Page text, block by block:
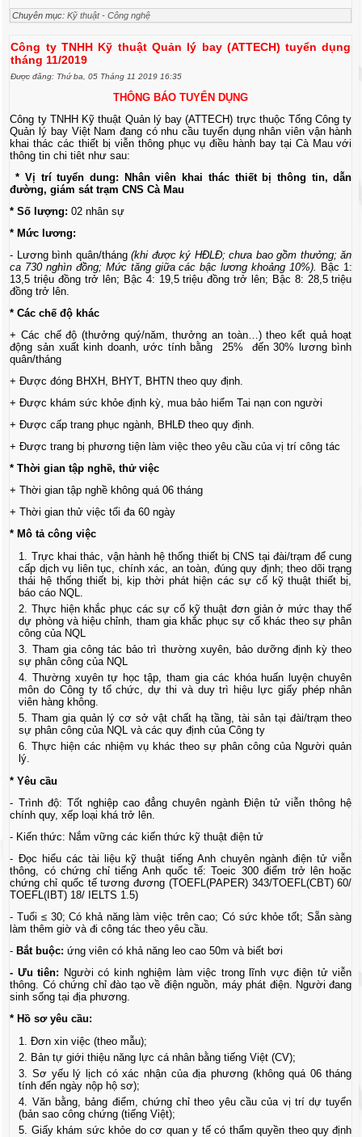
Chuyên mục:Kỹ thuật - Công nghệ
Công ty TNHH Kỹ thuật Quản lý bay (ATTECH) tuyển dụng
tháng 11/2019
Được đăng: Thứ ba, 05 Tháng 11 2019 16:35
THÔNG BÁO TUYỂN DỤNG
Công ty TNHH Kỹ thuật Quản lý bay (ATTECH) trực thuộc Tổng Công ty
Quản lý bay Việt Nam đang có nhu cầu tuyển dụng nhân viên vận hành
khai thác các thiết bị viễn thông phục vụ điều hành bay tại Cà Mau với
thông tin chi tiêt như sau:
* Vị trí tuyển dung: Nhân viên khai thác thiết bị thông tin, dẫn
đường, giám sát trạm CNS Cà Mau
* Số lượng: 02 nhân sự
* Mức lương:
- Lương bình quân/tháng(khi được ký HĐLĐ; chưa bao gồm thưởng; ăn
ca 730 nghìn đồng; Mức tăng giữa các bậc lương khoảng 10%). Bậc 1:
13,5 triệu đồng trở lên; Bậc 4: 19,5 triệu đồng trở lên; Bậc 8: 28,5 triệu
đồng trở lên.
* Các chế độ khác
+ Các chế độ (thưởng quý/năm, thưởng an toàn…) theo kết quả hoạt
động sản xuất kinh doanh, ước tính bằng 25% đến 30% lương bình
quân/tháng
+ Được đóng BHXH, BHYT, BHTN theo quy định.
+ Được khám sức khỏe định kỳ, mua bảo hiểm Tai nạn con người
+ Được cấp trang phục ngành, BHLĐ theo quy định.
+ Được trang bị phương tiện làm việc theo yêu cầu của vị trí công tác
* Thời gian tập nghề, thử việc
+ Thời gian tập nghề không quá 06 tháng
+ Thời gian thử việc tối đa 60 ngày
* Mô tả công việc
Trực khai thác, vận hành hệ thống thiết bị CNS tại đài/trạm để cung
cấp dịch vụ liên tục, chính xác, an toàn, đúng quy định; theo dõi trạng
thái hệ thống thiết bị, kịp thời phát hiện các sự cố kỹ thuật thiết bị,
báo cáo NQL.
Thực hiện khắc phục các sự cố kỹ thuật đơn giản ở mức thay thế
dự phòng và hiệu chỉnh, tham gia khắc phục sự cố khác theo sự phân
công của NQL
Tham gia công tác bảo trì thường xuyên, bảo dưỡng định kỳ theo
sự phân công của NQL
Thường xuyên tự học tập, tham gia các khóa huấn luyện chuyên
môn do Công ty tổ chức, dự thi và duy trì hiệu lực giấy phép nhân
viên hàng không.
Tham gia quản lý cơ sở vật chất hạ tầng, tài sản tại đài/trạm theo
sự phân công của NQL và các quy định của Công ty
Thực hiện các nhiệm vụ khác theo sự phân công của Người quản
lý.
* Yêu cầu
- Trình độ: Tốt nghiệp cao đẳng chuyên ngành Điện tử viễn thông hệ
chính quy, xếp loại khá trở lên.
- Kiến thức: Nắm vững các kiến thức kỹ thuật điện tử
- Đọc hiểu các tài liệu kỹ thuật tiếng Anh chuyên ngành điện tử viễn
thông, có chứng chỉ tiếng Anh quốc tế: Toeic 300 điểm trở lên hoặc
chứng chỉ quốc tế tương đương (TOEFL(PAPER) 343/TOEFL(CBT) 60/
TOEFL(IBT) 18/ IELTS 1.5)
- Tuổi ≤ 30; Có khả năng làm việc trên cao; Có sức khỏe tốt; Sẵn sàng
làm thêm giờ và đi công tác theo yêu cầu.
- Bắt buộc: ứng viên có khả năng leo cao 50m và biết bơi
- Ưu tiên: Người có kinh nghiệm làm việc trong lĩnh vực điện tử viễn
thông. Có chứng chỉ đào tạo về điện nguồn, máy phát điện. Người đang
sinh sống tại địa phương.
* Hồ sơ yêu cầu:
Đơn xin việc (theo mẫu);
Bản tự giới thiệu năng lực cá nhân bằng tiếng Việt (CV);
Sơ yếu lý lịch có xác nhận của địa phương (không quá 06 tháng
tính đến ngày nộp hộ sơ);
Văn bằng, bảng điểm, chứng chỉ theo yêu cầu của vị trí dự tuyển
(bản sao công chứng (tiếng Việt);
Giấy khám sức khỏe do cơ quan y tế có thẩm quyền theo quy định